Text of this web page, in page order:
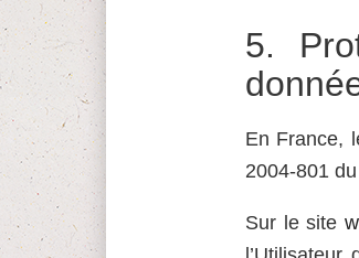
5.
En France,
2004-801
Sur le site